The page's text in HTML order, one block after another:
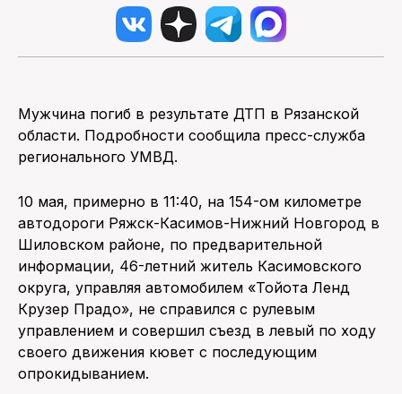
Мужчина погиб в результате ДТП в Рязанской
области. Подробности сообщила пресс-служба
регионального УМВД.
10 мая, примерно в 11:40, на 154-ом километре
автодороги Ряжск-Касимов-Нижний Новгород в
Шиловском районе, по предварительной
информации, 46-летний житель Касимовского
округа, управляя автомобилем «Тойота Ленд
Крузер Прадо», не справился с рулевым
управлением и совершил съезд в левый по ходу
своего движения кювет с последующим
опрокидыванием.